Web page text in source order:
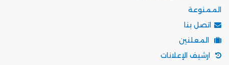
الممنوعة
اتصل بنا
المعلنين
ارشيف الإعلانات